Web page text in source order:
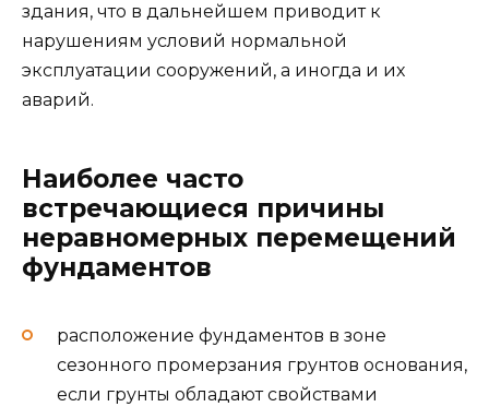
здания, что в дальнейшем приводит к
нарушениям условий нормальной
эксплуатации сооружений, а иногда и их
аварий.
Наиболее часто
встречающиеся причины
неравномерных перемещений
фундаментов
расположение фундаментов в зоне
сезонного промерзания грунтов основания,
если грунты обладают свойствами